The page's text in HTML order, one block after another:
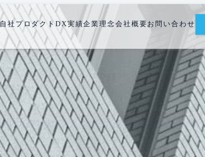
自社プロダクトDX実績企業理念会社概要お問い合わせ